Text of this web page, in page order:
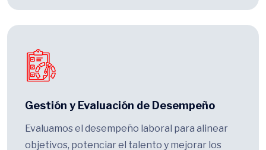
Gestión y Evaluación de Desempeño
Evaluamos el desempeño laboral para alinear
objetivos, potenciar el talento y mejorar los